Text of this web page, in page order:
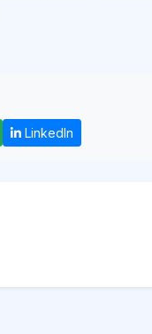
LinkedIn